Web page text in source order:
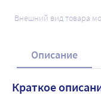
Внешний вид товара
Описание
Краткое